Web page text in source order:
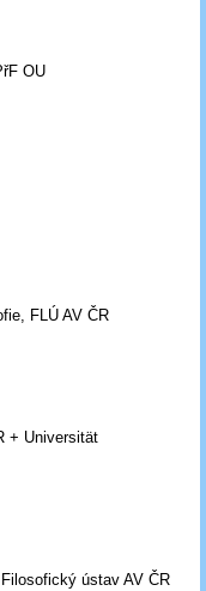
OU
FLÚ AV ČR
+ Universität
ústav AV ČR